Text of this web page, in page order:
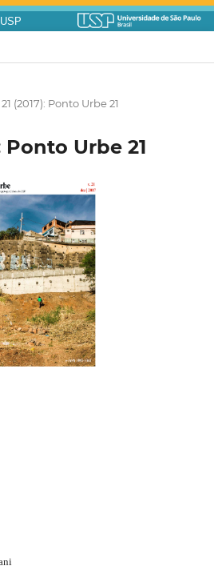
(2017): Ponto Urbe 21
Ponto Urbe 21